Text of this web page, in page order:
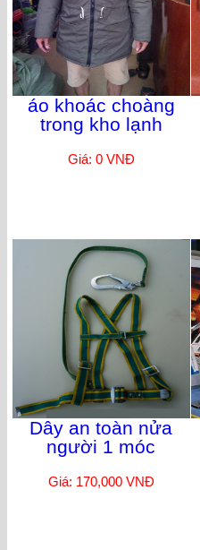
áo khoác choàng
trong kho lạnh
Giá: 0 VNĐ
Dây an toàn nửa
người 1 móc
Giá: 170,000 VNĐ